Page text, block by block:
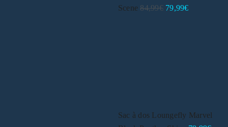
Scene 84,99€ 79,99€
Sac à dos Loungefly Marvel